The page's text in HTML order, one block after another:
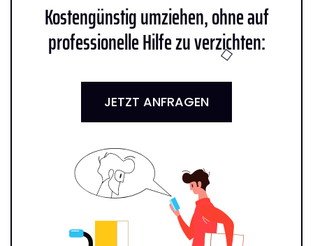
Kostengünstig umziehen, ohne auf
professionelle Hilfe zu verzichten:
JETZT ANFRAGEN